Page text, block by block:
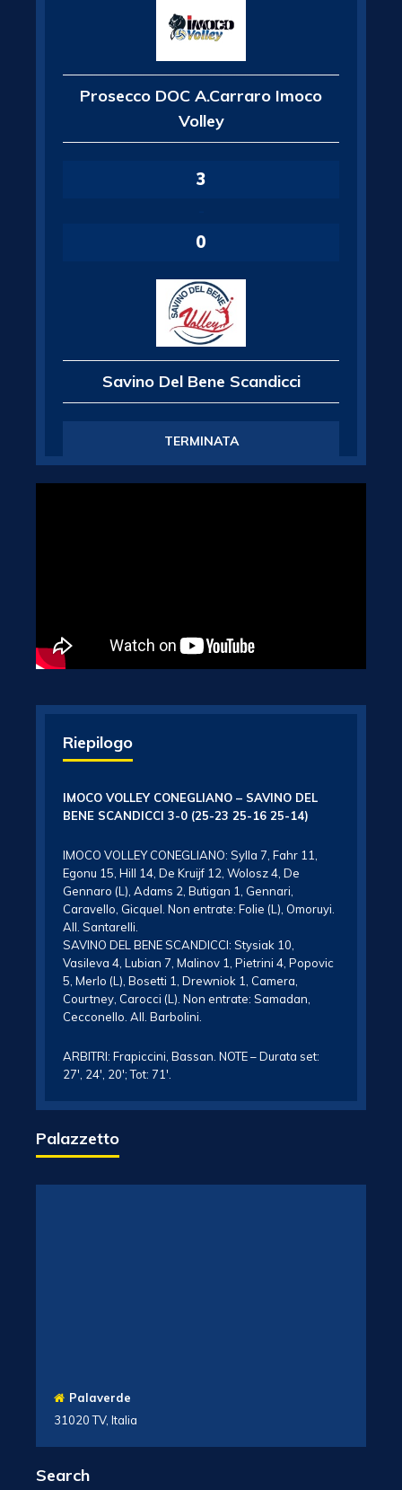
Prosecco DOC A.Carraro Imoco
Volley
3
0
Savino Del Bene Scandicci
TERMINATA
Riepilogo
IMOCO VOLLEY CONEGLIANO – SAVINO DEL
BENE SCANDICCI 3-0 (25-23 25-16 25-14)
IMOCO VOLLEY CONEGLIANO: Sylla 7, Fahr 11,
Egonu 15, Hill 14, De Kruijf 12, Wolosz 4, De
Gennaro (L), Adams 2, Butigan 1, Gennari,
Caravello, Gicquel. Non entrate: Folie (L), Omoruyi.
All. Santarelli.
SAVINO DEL BENE SCANDICCI: Stysiak 10,
Vasileva 4, Lubian 7, Malinov 1, Pietrini 4, Popovic
5, Merlo (L), Bosetti 1, Drewniok 1, Camera,
Courtney, Carocci (L). Non entrate: Samadan,
Cecconello. All. Barbolini.
ARBITRI: Frapiccini, Bassan. NOTE – Durata set:
27′, 24′, 20′; Tot: 71′.
Palazzetto
Palaverde
31020 TV, Italia
Search